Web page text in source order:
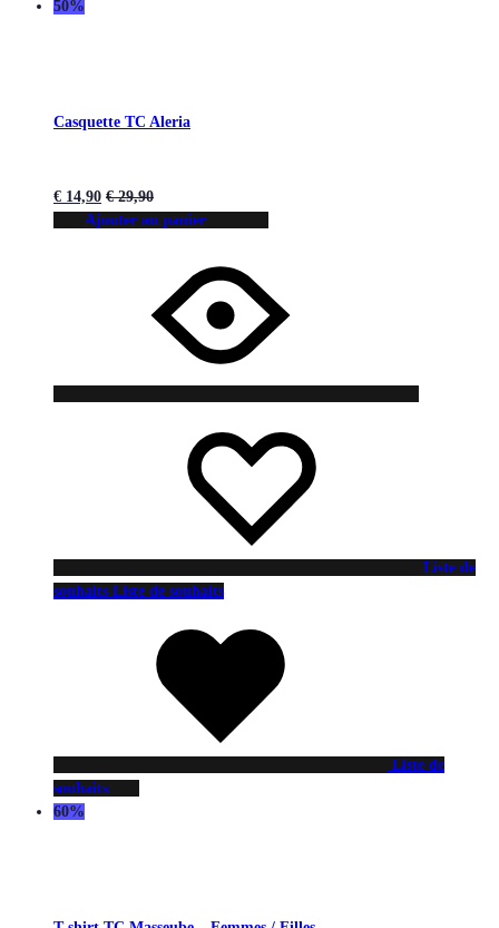
50%
Casquette TC Aleria
€ 14,90 €29,90
Ajouter au panier
Liste de
souhaits Liste de souhaits
Liste de
souhaits
60%